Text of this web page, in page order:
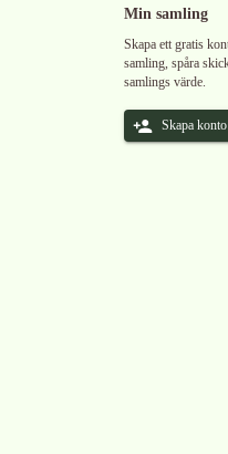
Min samling
Skapa ett gratis
samling, spåra
samlings värde.
Skapa konto